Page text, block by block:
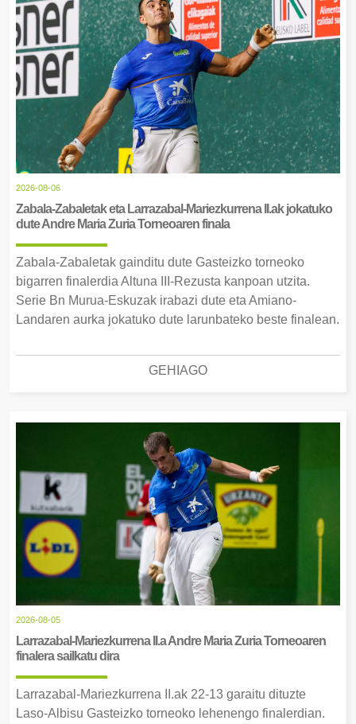
2026-08-06
Zabala-Zabaletak eta Larrazabal-Mariezkurrena II.ak jokatuko
dute Andre Maria Zuria Torneoaren finala
Zabala-Zabaletak gainditu dute Gasteizko torneoko
bigarren finalerdia Altuna III-Rezusta kanpoan utzita.
Serie Bn Murua-Eskuzak irabazi dute eta Amiano-
Landaren aurka jokatuko dute larunbateko beste finalean.
GEHIAGO
2026-08-05
Larrazabal-Mariezkurrena II.a Andre Maria Zuria Torneoaren
finalera sailkatu dira
Larrazabal-Mariezkurrena II.ak 22-13 garaitu dituzte
Laso-Albisu Gasteizko torneoko lehenengo finalerdian.